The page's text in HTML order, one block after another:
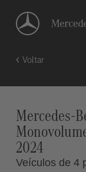
Voltar
Mercedes-
2024
Veículos de 4